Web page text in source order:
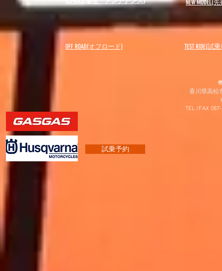
NEW MODEL(先
OFF ROAD(オフロード) ​TEST RIDE(試
試乗予約
香川県高松
TEL /FAX